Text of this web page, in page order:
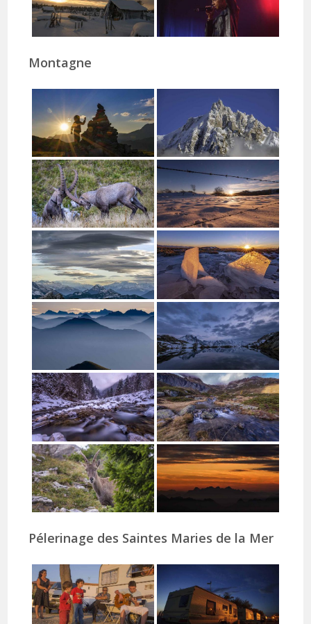
Montagne
Pélerinage des Saintes Maries de la Mer